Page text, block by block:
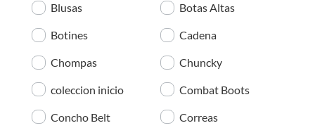
Blusas Botas Altas
Botines Cadena
Chompas Chuncky
coleccion inicio Combat Boots
Concho Belt Correas